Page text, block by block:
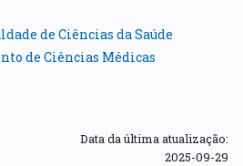
de Ciências da Saúde
de Ciências Médicas
Data da última atualização:
2025-09-29